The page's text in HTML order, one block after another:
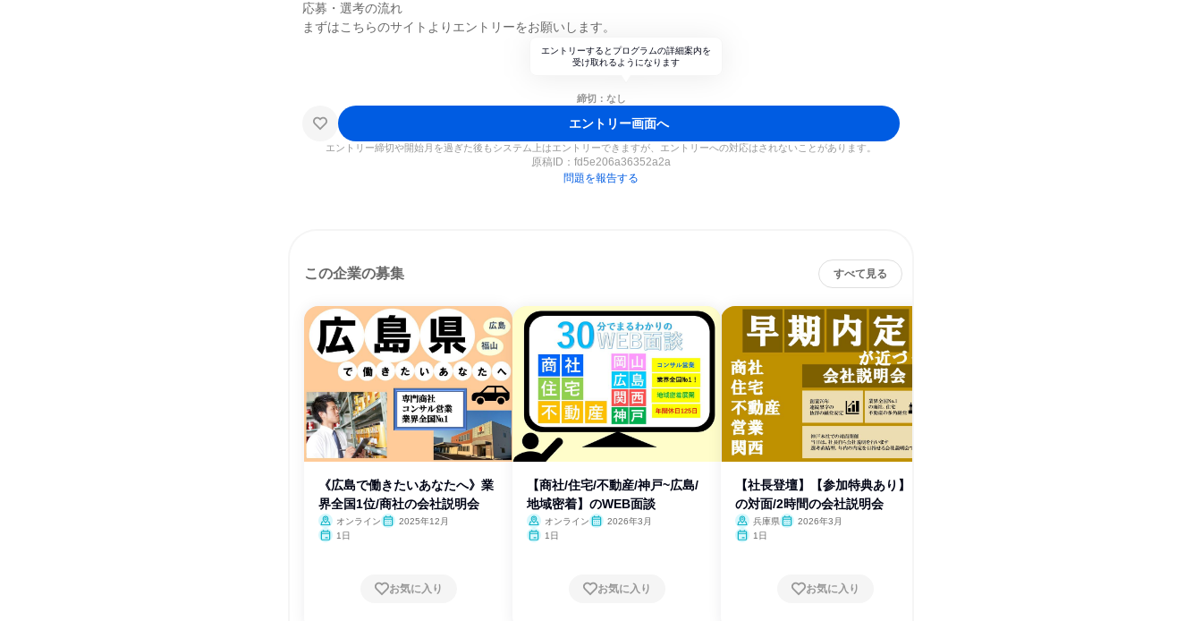
応募・選考の流れ
まずはこちらのサイトよりエントリーをお願いします。
エントリーするとプログラムの詳細案内を
受け取れるようになります
締切：なし
エントリー画面へ
エントリー締切や開始月を過ぎた後もシステム上はエントリーできますが、エントリーへの対応はされないことがあります。
原稿ID： fd5e206a36352a2a
問題を報告する
この企業の募集 すべて見る
《広島で働きたいあなたへ》業
界全国1位/商社の会社説明会
オンライン
2025年12月
1日
お気に入り
【商社/住宅/不動産/神戸~広島/
地域密着】のWEB面談
オンライン
2026年3月
1日
お気に入り
【社長登壇】【参加特典あり】
の対面/2時間の会社説明会
兵庫県
2026年3月
1日
お気に入り